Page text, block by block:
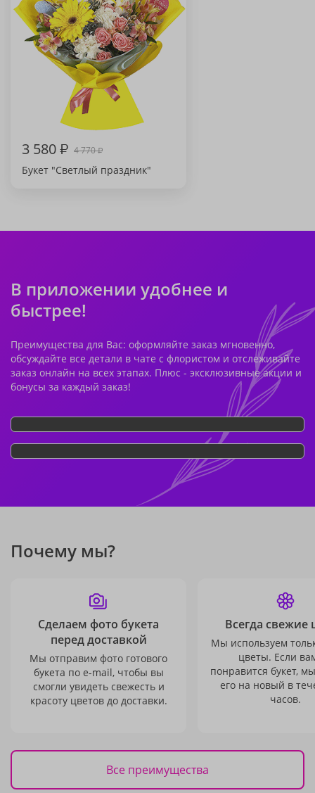
3 580₽ 4 770₽
Букет "Светлый праздник"
В приложении удобнее и
быстрее!
Преимущества для Вас: оформляйте заказ мгновенно,
обсуждайте все детали в чате с флористом и отслеживайте
заказ онлайн на всех этапах. Плюс - эксклюзивные акции и
бонусы за каждый заказ!
Почему мы?
Сделаем фото букета
перед доставкой
Мы отправим фото готового
букета по e-mail, чтобы вы
смогли увидеть свежесть и
красоту цветов до доставки.
Всегда свежие
Мы используем
цветы. Если
понравится букет,
его на новый в
часов.
Все преимущества